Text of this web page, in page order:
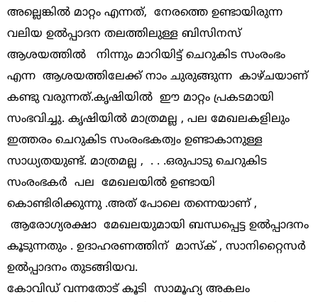
അല്ലെങ്കിൽ മാറ്റം എന്നത്, നേരത്തെ ഉണ്ടായിരുന്ന
വലിയ ഉൽപ്പാദന തലത്തിലുള്ള ബിസിനസ്
ആശയത്തിൽ നിന്നും മാറിയിട്ട് ചെറുകിട സംരംഭം
എന്ന ആശയത്തിലേക്ക് നാം ചുരുങ്ങുന്ന കാഴ്ചയാണ്
കണ്ടു വരുന്നത്.കൃഷിയിൽ ഈ മാറ്റം പ്രകടമായി
സംഭവിച്ചു. കൃഷിയിൽ മാത്രമല്ല , പല മേഖലകളിലും
ഇത്തരം ചെറുകിട സംരംഭകത്വം ഉണ്ടാകാനുള്ള
സാധ്യതയുണ്ട്. മാത്രമല്ല , . . .ഒരുപാടു ചെറുകിട
സംരംഭകർ പല മേഖലയിൽ ഉണ്ടായി
കൊണ്ടിരിക്കുന്നു .അത് പോലെ തന്നെയാണ് ,
ആരോഗ്യരക്ഷാ മേഖലയുമായി ബന്ധപ്പെട്ട ഉൽപ്പാദനം
കൂടുന്നതും . ഉദാഹരണത്തിന് മാസ്ക് , സാനിറ്റൈസർ
ഉൽപ്പാദനം തുടങ്ങിയവ.
കോവിഡ് വന്നതോട് കൂടി സാമൂഹ്യ അകലം